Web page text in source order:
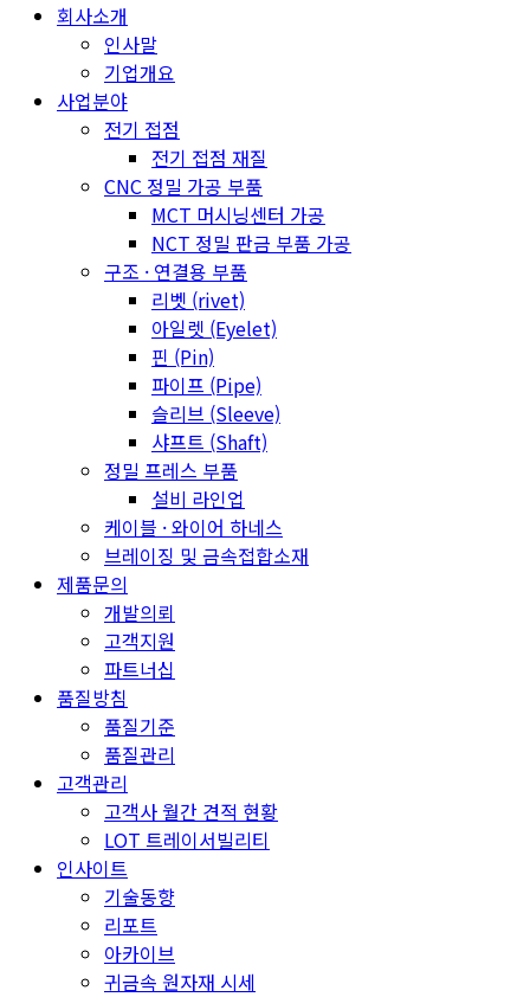
회사소개
인사말
기업개요
사업분야
전기 접점
전기 접점 재질
CNC 정밀 가공 부품
MCT 머시닝센터 가공
NCT 정밀 판금 부품 가공
구조 · 연결용 부품
리벳 (rivet)
아일렛 (Eyelet)
핀 (Pin)
파이프 (Pipe)
슬리브 (Sleeve)
샤프트 (Shaft)
정밀 프레스 부품
설비 라인업
케이블 · 와이어 하네스
브레이징 및 금속접합소재
제품문의
개발의뢰
고객지원
파트너십
품질방침
품질기준
품질관리
고객관리
고객사 월간 견적 현황
LOT 트레이서빌리티
인사이트
기술동향
리포트
아카이브
귀금속 원자재 시세